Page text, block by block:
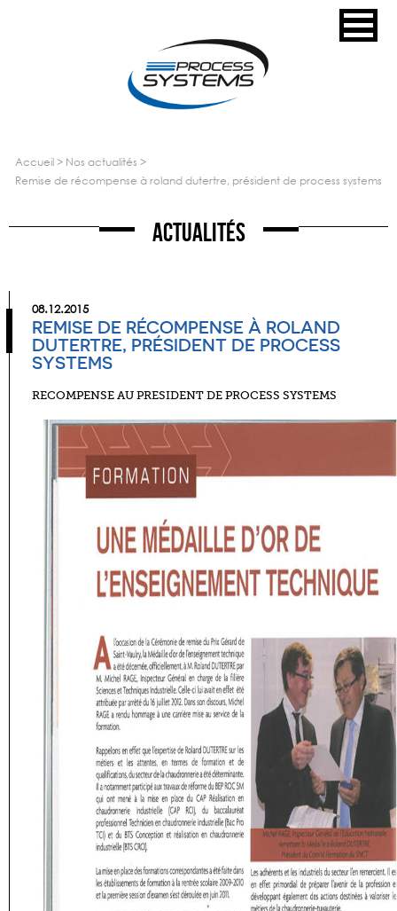
accueil> nos actualités >
remise de récompense à roland dutertre, président de process systems
Actualités
08.12.2015
REMISE DE RÉCOMPENSE À ROLAND
DUTERTRE, PRÉSIDENT DE PROCESS
SYSTEMS
RECOMPENSE AU PRESIDENT DE PROCESS SYSTEMS